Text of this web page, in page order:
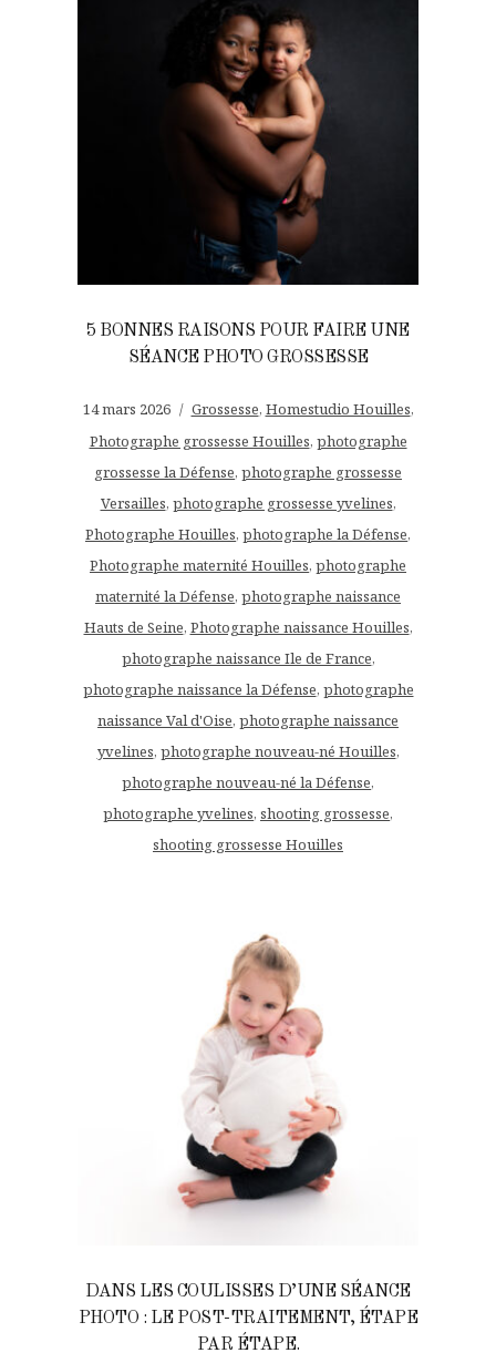
5 BONNES RAISONS POUR FAIRE UNE
SÉANCE PHOTO GROSSESSE
14 mars 2026 Grossesse, Homestudio Houilles,
Photographe grossesse Houilles, photographe
grossesse la Défense, photographe grossesse
Versailles, photographe grossesse yvelines,
Photographe Houilles, photographe la Défense,
Photographe maternité Houilles, photographe
maternité la Défense, photographe naissance
Hauts de Seine, Photographe naissance Houilles,
photographe naissance Ile de France,
photographe naissance la Défense, photographe
naissance Val d'Oise, photographe naissance
yvelines, photographe nouveau-né Houilles,
photographe nouveau-né la Défense,
photographe yvelines, shooting grossesse,
shooting grossesse Houilles
DANS LES COULISSES D’UNE SÉANCE
PHOTO : LE POST-TRAITEMENT, ÉTAPE
PAR ÉTAPE.